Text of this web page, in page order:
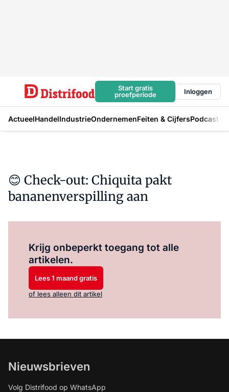
Start gratis
proefperiode
Inloggen
ActueelHandelIndustrieOndernemenFeiten & CijfersPodcast
😊 Check-out: Chiquita pakt
bananenverspilling aan
Krijg onbeperkt toegang tot alle
artikelen.
Lees 1 maand gratis
of lees alleen dit artikel
Nieuwsbrieven
Volg Distrifood op WhatsApp